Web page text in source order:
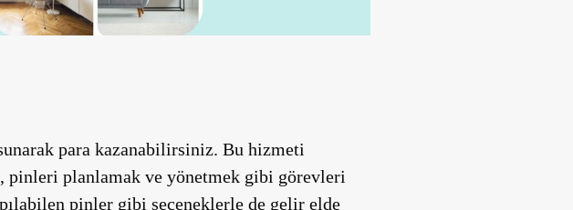
para kazanabilirsiniz. Bu hizmeti
planlamak ve yönetmek gibi görevleri
pinler gibi seçeneklerle de gelir elde